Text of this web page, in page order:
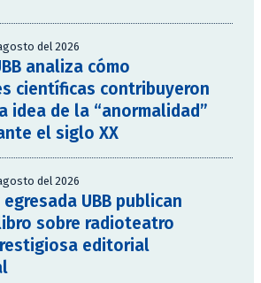
del 2026
analiza cómo
científicas contribuyeron
idea de la “anormalidad”
el siglo XX
del 2026
UBB publican
sobre radioteatro
editorial